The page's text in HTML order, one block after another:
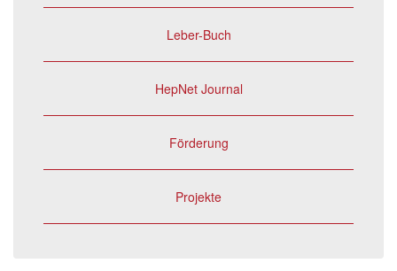
Leber-Buch
HepNet Journal
Förderung
Projekte